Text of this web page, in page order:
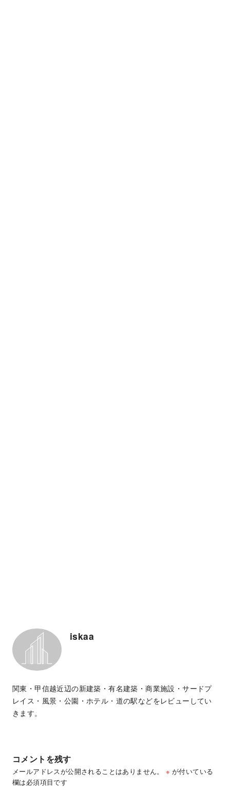
iskaa
関東・甲信越近辺の新建築・有名建築・商業施設・サードプ
レイス・風景・公園・ホテル・道の駅などをレビューしてい
きます。
コメントを残す
メールアドレスが公開されることはありません。 ※ が付いている
欄は必須項目です